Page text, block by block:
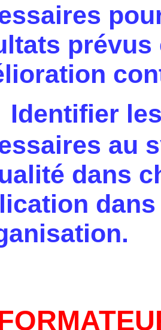
prévus
Identifier
au
dans